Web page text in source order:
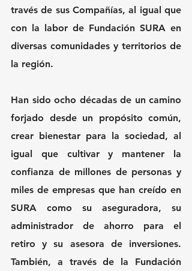
través de sus Compañías, al igual que
con la labor de Fundación SURA en
diversas comunidades y territorios de
la región.
Han sido ocho décadas de un camino
forjado desde un propósito común,
crear bienestar para la sociedad, al
igual que cultivar y mantener la
confianza de millones de personas y
miles de empresas que han creído en
SURA como su aseguradora, su
administrador de ahorro para el
retiro y su asesora de inversiones.
También, a través de la Fundación